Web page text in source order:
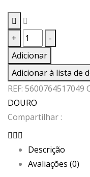
+
Quantidade
de
VINHO
B.TITAN
VALE
DOS
MIL
-
Adicionar
Adicionar à lista de
REF: 5600764517049
DOURO
Compartilhar :
Descrição
Avaliações (0)